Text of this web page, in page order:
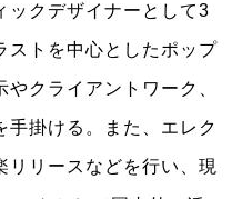
ックデザイナーとして3
ストを中心としたポップ
クライアントワーク、
手掛ける。また、エレク
リリースなどを行い、現